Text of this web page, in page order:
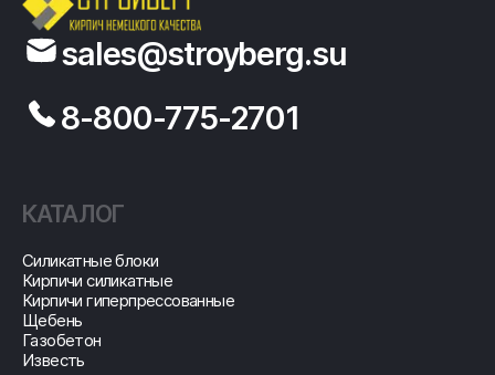
sales@stroyberg.su
8-800-775-2701
КАТАЛОГ
Cиликатные блоки
Кирпичи силикатные
Кирпичи гиперпрессованные
Щебень
Газобетон
Известь